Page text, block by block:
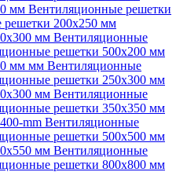
мм Вентиляционные решетки
200х250 мм
мм Вентиляционные
решетки 500х200 мм
мм мм Вентиляционные
решетки 250х300 мм
мм Вентиляционные
решетки 350х350 мм
mm Вентиляционные
решетки 500х500 мм
мм Вентиляционные
решетки 800х800 мм